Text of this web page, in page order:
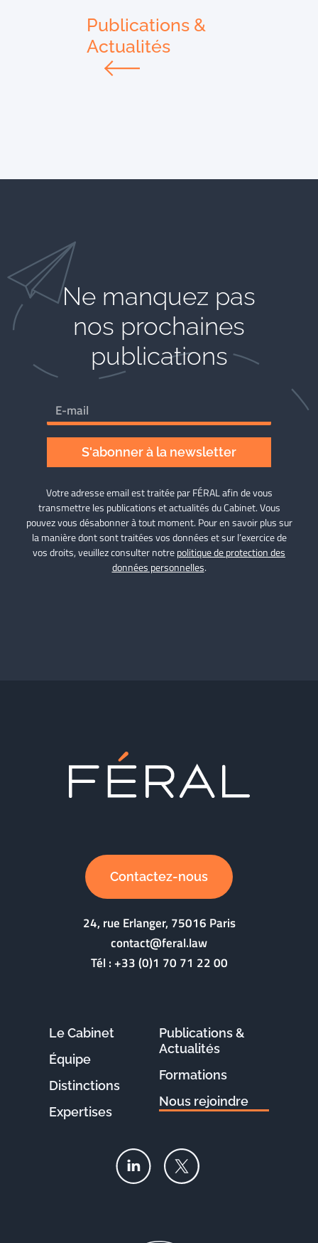
Publications &
Actualités
Ne manquez pas
nos prochaines
publications
S'abonner à la newsletter
Votre adresse email est traitée par FÉRAL afin de vous
transmettre les publications et actualités du Cabinet. Vous
pouvez vous désabonner à tout moment. Pour en savoir plus sur
la manière dont sont traitées vos données et sur l’exercice de
vos droits, veuillez consulter notrepolitique de protection des
données personnelles.
Contactez-nous
24, rue Erlanger, 75016 Paris
contact@feral.law
Tél :+33 (0)1 70 71 22 00
Le Cabinet
Équipe
Distinctions
Expertises
Publications &
Actualités
Formations
Nous rejoindre